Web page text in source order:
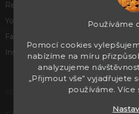
Používáme
Pomocí cookies
nabízíme na míru
analyzujeme
„Přijmout vše“ vyjadřujete
používáme. Více
Recenze a hodnocení
Youtube
Facebook
Instagram